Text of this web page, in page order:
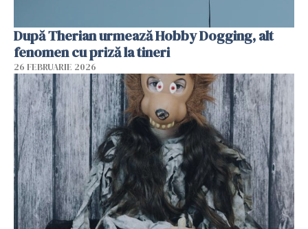
După Therian urmează Hobby Dogging, alt
fenomen cu priză la tineri
26 FEBRUARIE 2026